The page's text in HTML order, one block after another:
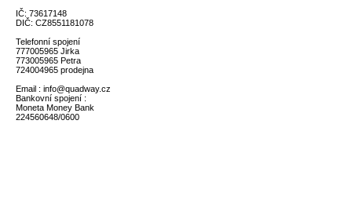
IČ: 73617148
DIČ: CZ8551181078
Telefonní spojení
777005965 Jirka
773005965 Petra
724004965 prodejna
Email : info@quadway.cz
Bankovní spojení :
Moneta Money Bank
224560648/0600